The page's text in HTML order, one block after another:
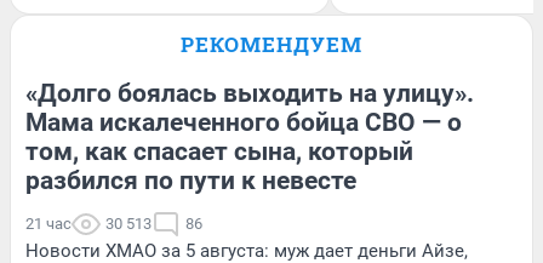
РЕКОМЕНДУЕМ
«Долго боялась выходить на улицу».
Мама искалеченного бойца СВО — о
том, как спасает сына, который
разбился по пути к невесте
21 час 30 513 86
Новости ХМАО за 5 августа: муж дает деньги Айзе,